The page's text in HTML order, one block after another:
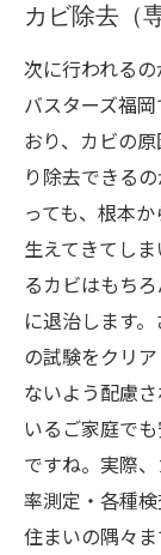
カビ除去（
次に行われる
バスターズ福
おり、カビの
り除去できる
っても、根本
生えてきてし
るカビはもち
に退治します
の試験をクリ
ないよう配慮
いるご家庭で
ですね。実際
率測定・各種
住まいの隅々